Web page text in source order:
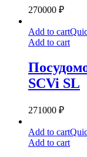
270000 ₽
машина
SCVi
SL
Add to cart
Add to cart
SCVi SL
271000 ₽
машина
Add to cart
Add to cart